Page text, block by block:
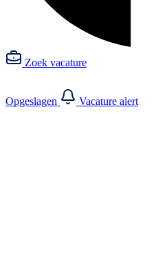
Zoek vacature
Opgeslagen Vacature alert